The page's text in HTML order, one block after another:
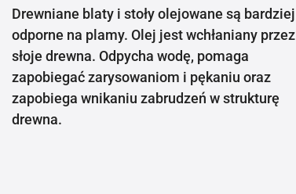
Drewniane blaty i stoły olejowane są bardziej
odporne na plamy. Olej jest wchłaniany przez
słoje drewna. Odpycha wodę, pomaga
zapobiegać zarysowaniom i pękaniu oraz
zapobiega wnikaniu zabrudzeń w strukturę
drewna.